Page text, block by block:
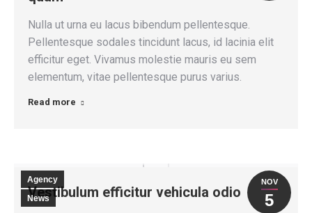
Nulla ut urna eu lacus bibendum pellentesque.
Pellentesque sodales tincidunt lacus, id lacinia elit
efficitur eget. Vivamus molestie mauris eu sem
elementum, vitae pellentesque purus varius.
Read more
NOV
5
Agency
News
Vestibulum efficitur vehicula odio